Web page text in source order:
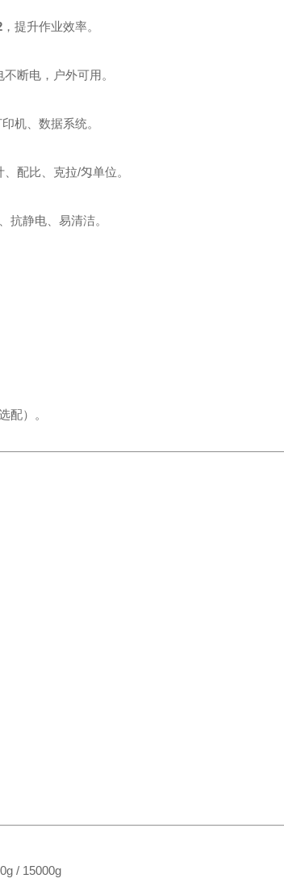
，提升作业效率。
断电，户外可用。
机、数据系统。
配比、克拉/匁单位。
抗静电、易清洁。
配）。
/ 15000g